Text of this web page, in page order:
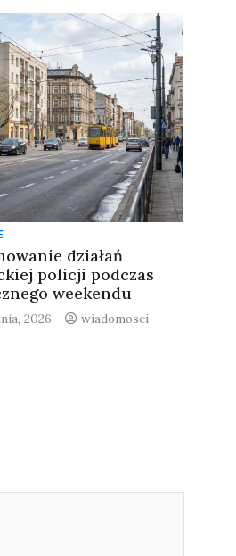
działań
policji podczas
weekendu
2026 wiadomosci